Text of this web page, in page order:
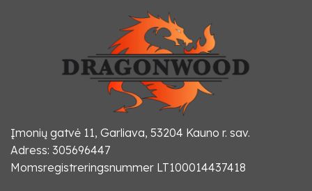
Įmonių gatvė 11, Garliava, 53204 Kauno r. sav.
Adress: 305696447
Momsregistreringsnummer LT100014437418